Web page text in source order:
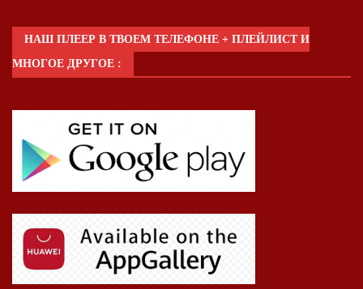
НАШ ПЛЕЕР В ТВОЕМ ТЕЛЕФОНЕ + ПЛЕЙЛИСТ И
МНОГОЕ ДРУГОЕ :